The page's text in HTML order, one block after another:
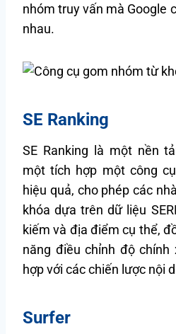
nhóm truy vấn mà Google
nhau.
SE Ranking
SE Ranking là một nền
một tích hợp một công
hiệu quả, cho phép các
khóa dựa trên dữ liệu
kiếm và địa điểm cụ thể,
năng điều chỉnh độ
hợp với các chiến lược nội
Surfer